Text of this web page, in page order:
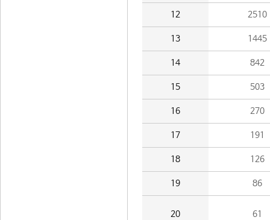
12 2510
13 1445
14 842
15 503
16 270
17 191
18 126
19 86
20 61